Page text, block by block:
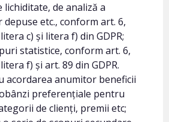
lichiditate, de analiză a
etc., conform art. 6,
c) și litera f) din GDPR;
statistice, conform art. 6,
f) și art. 89 din GDPR.
anumitor beneficii
preferențiale pentru
de clienți, premii etc;